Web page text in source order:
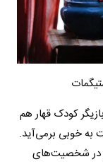
کودک قهار هم
به خوبی برمی‌آید.
در شخصیت‌های